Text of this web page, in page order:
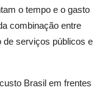
o tempo e o gasto
combinação entre
de serviços públicos e
Brasil em frentes